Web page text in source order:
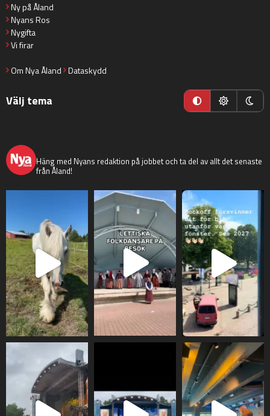
Ny på Åland
Nyans Ros
Nygifta
Vi firar
Om Nya Åland Dataskydd
Välj tema
Häng med Nyans redaktion på jobbet och ta del av allt det senaste
från Åland!